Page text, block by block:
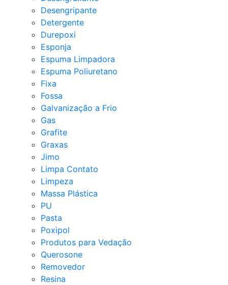
Desengripante
Detergente
Durepoxi
Esponja
Espuma Limpadora
Espuma Poliuretano
Fixa
Fossa
Galvanização a Frio
Gas
Grafite
Graxas
Jimo
Limpa Contato
Limpeza
Massa Plástica
PU
Pasta
Poxipol
Produtos para Vedação
Querosone
Removedor
Resina